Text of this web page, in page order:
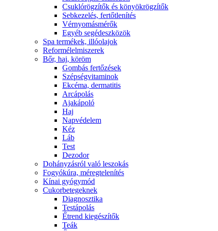
Csuklórögzítők és könyökrögzítők
Sebkezelés, fertőtlenítés
Vérnyomásmérők
Egyéb segédeszközök
Spa termékek, illóolajok
Reformélelmiszerek
Bőr, haj, köröm
Gombás fertőzések
Szépségvitaminok
Ekcéma, dermatitis
Arcápolás
Ajakápoló
Haj
Napvédelem
Kéz
Láb
Test
Dezodor
Dohányzásról való leszokás
Fogyókúra, méregtelenítés
Kínai gyógymód
Cukorbetegeknek
Diagnosztika
Testápolás
É́trend kiegészítők
Teák